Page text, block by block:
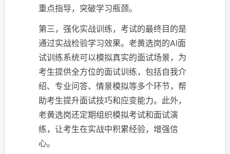
重点指导，突破学习瓶颈。
第三，强化实战训练，考试的最终目的是
通过实战检验学习效果。老黄选岗的AI面
试训练系统可以模拟真实的面试场景，为
考生提供全方位的面试训练，包括自我介
绍、专业问答、情景模拟等多个环节，帮
助考生提升面试技巧和应变能力。此外，
老黄选岗还定期组织模拟考试和面试演
练，让考生在实战中积累经验，增强信
心。